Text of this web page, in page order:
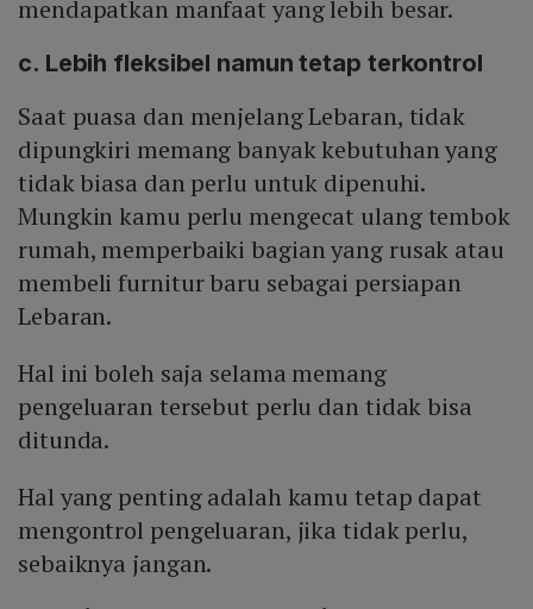
mendapatkan manfaat yang lebih besar.
c. Lebih fleksibel namun tetap terkontrol
Saat puasa dan menjelang Lebaran, tidak
dipungkiri memang banyak kebutuhan yang
tidak biasa dan perlu untuk dipenuhi.
Mungkin kamu perlu mengecat ulang tembok
rumah, memperbaiki bagian yang rusak atau
membeli furnitur baru sebagai persiapan
Lebaran.
Hal ini boleh saja selama memang
pengeluaran tersebut perlu dan tidak bisa
ditunda.
Hal yang penting adalah kamu tetap dapat
mengontrol pengeluaran, jika tidak perlu,
sebaiknya jangan.